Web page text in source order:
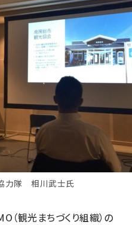
力隊 相川武士氏
（観光まちづくり組織）の